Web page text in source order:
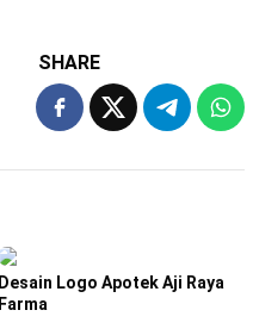
SHARE
Desain Logo Apotek Aji Raya
Farma